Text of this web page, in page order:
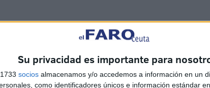
Su privacidad es importante para
socios almacenamos y/o accedemos a información en un
como identificadores únicos e información estándar